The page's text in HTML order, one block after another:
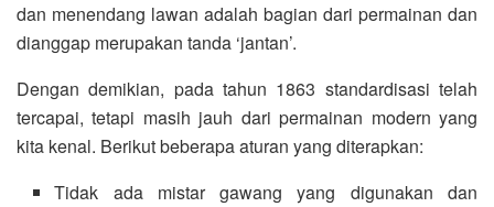
dan menendang lawan adalah bagian dari permainan dan
dianggap merupakan tanda ‘jantan’.
Dengan demikian, pada tahun 1863 standardisasi telah
tercapai, tetapi masih jauh dari permainan modern yang
kita kenal. Berikut beberapa aturan yang diterapkan:
Tidak ada mistar gawang yang digunakan dan